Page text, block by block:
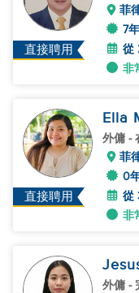
直接聘用
菲
7
從
非
直接聘用
Ella
外傭 -
菲
0
從
非
外傭 -